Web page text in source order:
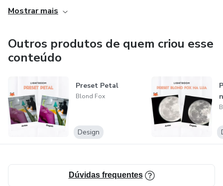
uma garantia de 7 dias, para você ter o seu dinheiro de
técnica pericial criminal).
Uma marca cheia de amor e carinho.
Nos acompanhe pela internet
Site: www.blondfox.com.br
Instagram | Blond Fox: @blondfox.ofc
Mostrar mais
Outros produtos de quem criou esse
conteúdo
Preset Petal
Blond Fox
Design
Dúvidas frequentes